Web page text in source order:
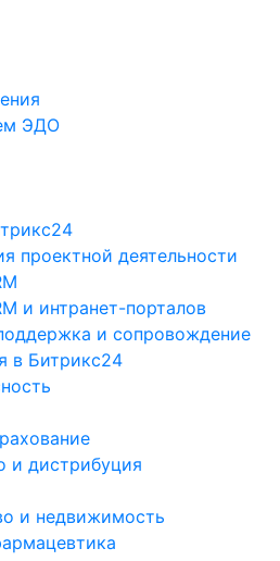
ЭДО
проектной деятельности
и интранет-порталов
и сопровождение
в Битрикс24
и дистрибуция
и недвижимость